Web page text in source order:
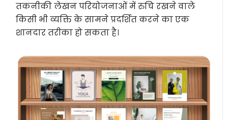
तकनीकी लेखन परियोजनाओं में रुचि रखने वाले
किसी भी व्यक्ति के सामने प्रदर्शित करने का एक
शानदार तरीका हो सकता है।